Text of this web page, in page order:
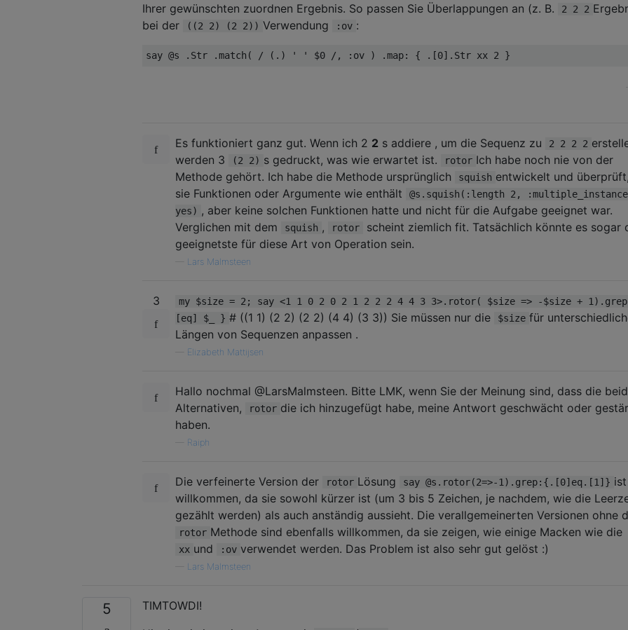
Ihrer gewünschten zuordnen Ergebnis. So passen Sie Überlappungen an (z. B.
2 2 2
bei der
((2 2) (2 2)) Verwendung :ov :
Es funktioniert ganz gut. Wenn ich 2 2 s addiere , um die Sequenz zu 2 2 2 2
werden 3
(2 2) s gedruckt, was wie erwartet ist. rotor Ich habe noch nie von der
Methode gehört. Ich habe die Methode ursprünglich
squish entwickelt und
sie Funktionen oder Argumente wie enthält
@s.squish(:length 2,
yes) , aber keine solchen Funktionen hatte und nicht für die Aufgabe geeignet war.
Verglichen mit dem
squish , rotor
scheint ziemlich fit. Tatsächlich könnte es sogar
geeignetste für diese Art von Operation sein.
Lars Malmsteen
3
my $size = 2; say <1 1 0 2 0 2 1 2 2 2 4 4 3 3>.rotor( $size => -$size +
[eq] $_ } # ((1 1) (2 2) (2 2) (4 4) (3 3)) Sie müssen nur die $size für
Längen von Sequenzen anpassen .
Elizabeth Mattijsen
Hallo nochmal @LarsMalmsteen. Bitte LMK, wenn Sie der Meinung sind, dass die
Alternativen,
rotor die ich hinzugefügt habe, meine Antwort geschwächt oder
haben.
Raiph
Die verfeinerte Version der rotor Lösung say @s.rotor(2=>-1).grep:{.[0]eq.[1]} ist
willkommen, da sie sowohl kürzer ist (um 3 bis 5 Zeichen, je nachdem, wie die
gezählt werden) als auch anständig aussieht. Die verallgemeinerten Versionen ohne
rotor Methode sind ebenfalls willkommen, da sie zeigen, wie einige Macken wie die
xx und :ov verwendet werden. Das Problem ist also sehr gut gelöst :)
Lars Malmsteen
5
TIMTOWDI!